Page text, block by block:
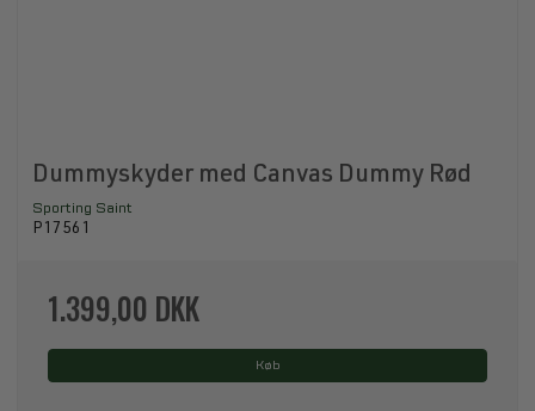
Dummyskyder med Canvas Dummy Rød
Sporting Saint
P17561
1.399,00 DKK
Køb